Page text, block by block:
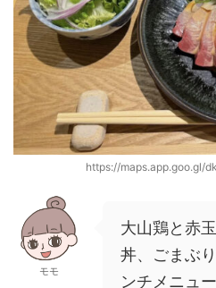
https://maps.app.goo.gl/
モモ
大山鶏と赤
丼、ごまぶ
ンチメニュ